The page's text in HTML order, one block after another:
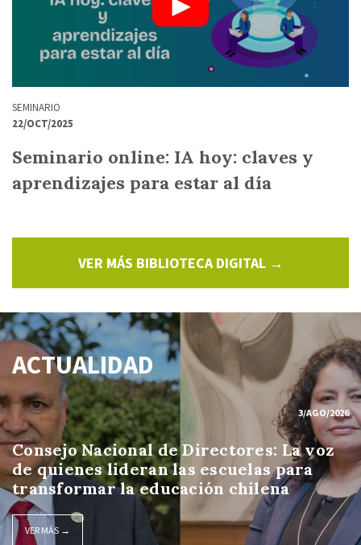
SEMINARIO
22/OCT/2025
Seminario online: IA hoy: claves y
aprendizajes para estar al día
VER MÁS BIBLIOTECA DIGITAL →
ACTUALIDAD
3/AGO/2026
Consejo Nacional de Directores: La voz
de quienes lideran las escuelas para
transformar la educación chilena
VER MÁS →